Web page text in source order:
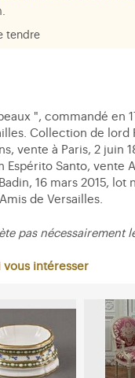
tendre
", commandé en
Collection de
vente à Paris, 2 juin
Santo, vente
16 mars 2015,
de Versailles.
pas nécessairement
vous intéresser